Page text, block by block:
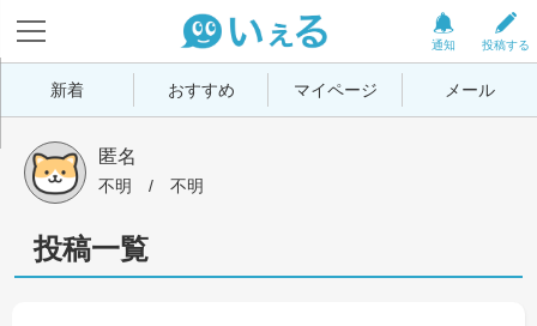
投稿する
通知
新着 おすすめ マイページ メール
匿名
不明 / 不明
投稿一覧